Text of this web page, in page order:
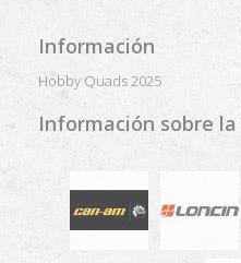
Información
Hobby Quads 2025
Información sobre